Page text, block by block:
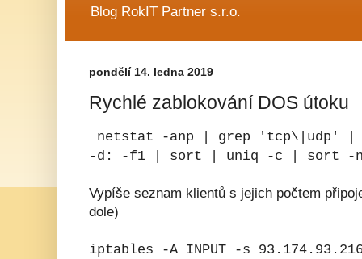
Blog RokIT Partner s.r.o.
pondělí 14. ledna 2019
Rychlé zablokování DOS útoku
netstat -anp | grep 'tcp\|udp'
-d: -f1 | sort | uniq -c | sort -
Vypíše seznam klientů s jejich počtem
dole)
iptables -A INPUT -s